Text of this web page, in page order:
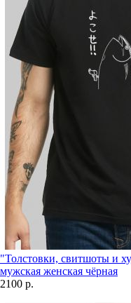
"Толстовки, свитшоты и
мужская женская чёрная
2100 р.